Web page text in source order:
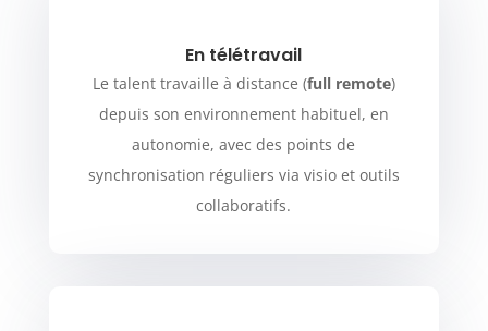
En télétravail
Le talent travaille à distance (full remote)
depuis son environnement habituel, en
autonomie, avec des points de
synchronisation réguliers via visio et outils
collaboratifs.